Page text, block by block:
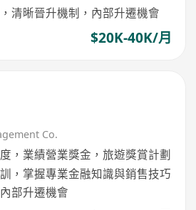
清晰晉升機制，內部升遷機會
$20K-40K/月
Co.
，業績營業獎金，旅遊獎賞計劃
，掌握專業金融知識與銷售技巧
部升遷機會